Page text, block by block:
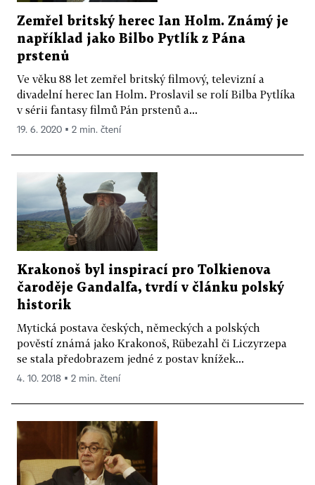
Zemřel britský herec Ian Holm. Známý je
například jako Bilbo Pytlík z Pána
prstenů
Ve věku 88 let zemřel britský filmový, televizní a
divadelní herec Ian Holm. Proslavil se rolí Bilba Pytlíka
v sérii fantasy filmů Pán prstenů a...
19. 6. 2020 ▪ 2 min. čtení
Krakonoš byl inspirací pro Tolkienova
čaroděje Gandalfa, tvrdí v článku polský
historik
Mytická postava českých, německých a polských
pověstí známá jako Krakonoš, Rübezahl či Liczyrzepa
se stala předobrazem jedné z postav knížek...
4. 10. 2018 ▪ 2 min. čtení